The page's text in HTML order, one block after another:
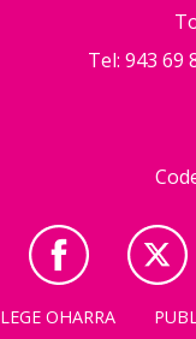
Tel: 943 69
LEGE OHARRA